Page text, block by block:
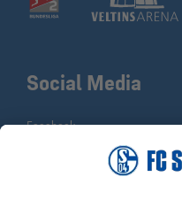
Social Media
Facebook